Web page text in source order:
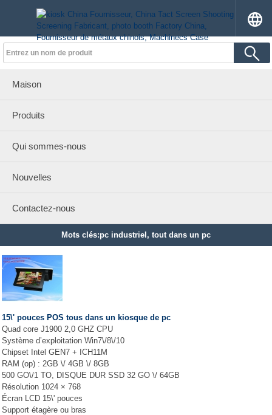
Maison
Produits
Qui sommes-nous
Nouvelles
Contactez-nous
Mots clés:pc industriel, tout dans un pc
15\' pouces POS tous dans un kiosque de pc
Quad core J1900 2,0 GHZ CPU
Système d’exploitation Win7\/8\/10
Chipset Intel GEN7 + ICH11M
RAM (op) : 2GB \/ 4GB \/ 8GB
500 GO\/1 TO, DISQUE DUR SSD 32 GO \/ 64GB
Résolution 1024 × 768
Écran LCD 15\' pouces
Support étagère ou bras